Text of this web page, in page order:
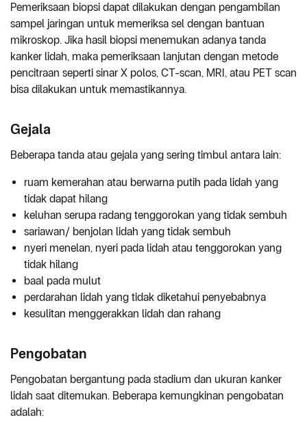
Pemeriksaan biopsi dapat dilakukan dengan pengambilan
sampel jaringan untuk memeriksa sel dengan bantuan
mikroskop. Jika hasil biopsi menemukan adanya tanda
kanker lidah, maka pemeriksaan lanjutan dengan metode
pencitraan seperti sinar X polos, CT-scan, MRI, atau PET scan
bisa dilakukan untuk memastikannya.
Gejala
Beberapa tanda atau gejala yang sering timbul antara lain:
ruam kemerahan atau berwarna putih pada lidah yang
tidak dapat hilang
keluhan serupa radang tenggorokan yang tidak sembuh
sariawan/ benjolan lidah yang tidak sembuh
nyeri menelan, nyeri pada lidah atau tenggorokan yang
tidak hilang
baal pada mulut
perdarahan lidah yang tidak diketahui penyebabnya
kesulitan menggerakkan lidah dan rahang
Pengobatan
Pengobatan bergantung pada stadium dan ukuran kanker
lidah saat ditemukan. Beberapa kemungkinan pengobatan
adalah: